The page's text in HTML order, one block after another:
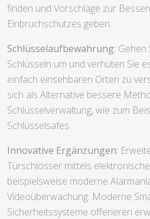
finden und Vorschläge zur
Einbruchschutzes geben.
Schlüsselaufbewahrung: Gehen
Schlüsseln um und verhüten Sie
einfach einsehbaren Orten zu
sich als Alternative bessere
Schlüsselverwaltung, wie zum
Schlüsselsafes.
Innovative Ergänzungen:
Türschlösser mittels
beispielsweise moderne
Videoüberwachung. Moderne
Sicherheitssysteme offerieren